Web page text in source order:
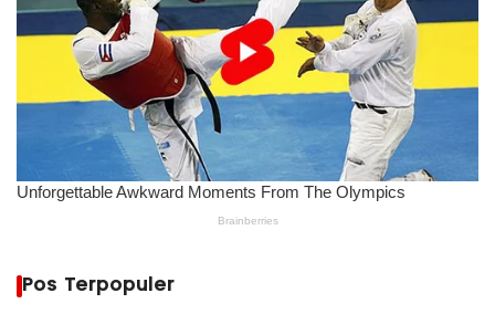
Pos Terpopuler